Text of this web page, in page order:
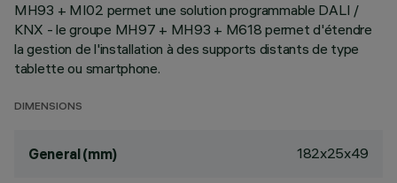
MH93 + MI02 permet une solution programmable DALI /
KNX - le groupe MH97 + MH93 + M618 permet d'étendre
la gestion de l'installation à des supports distants de type
tablette ou smartphone.
DIMENSIONS
General (mm) 182x25x49